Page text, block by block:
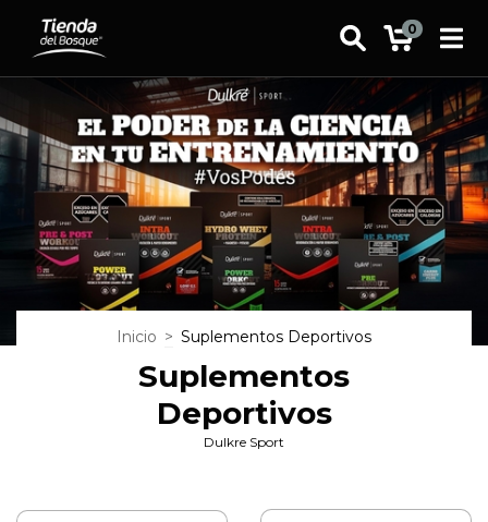
0
Inicio > Suplementos Deportivos
Suplementos
Deportivos
Dulkre Sport